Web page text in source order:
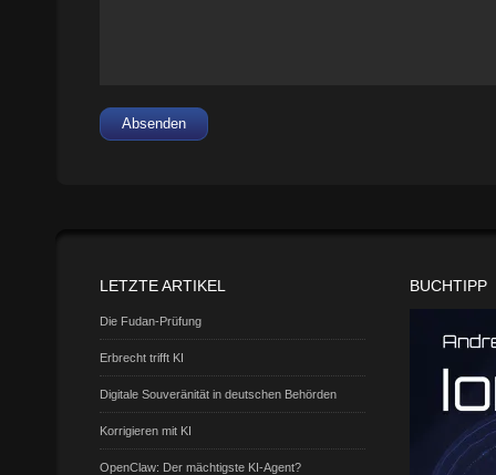
Absenden
LETZTE ARTIKEL
Die Fudan-Prüfung
Erbrecht trifft KI
Digitale Souveränität in deutschen Behörden
Korrigieren mit KI
OpenClaw: Der mächtigste KI-Agent?
BUCHTIPP